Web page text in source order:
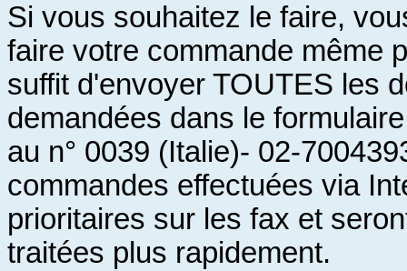
Si vous souhaitez le faire,
faire votre commande même
suffit d'envoyer TOUTES les
demandées dans le
au n° 0039 (Italie)- 02-
commandes effectuées via
prioritaires sur les fax et
traitées plus rapidement.